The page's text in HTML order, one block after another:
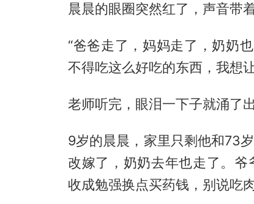
晨晨的眼圈突然红了，声音带
“爸爸走了，妈妈走了，奶奶
不得吃这么好吃的东西，我想
老师听完，眼泪一下子就涌了出
9岁的晨晨，家里只剩他和73
改嫁了，奶奶去年也走了。
收成勉强换点买药钱，别说吃